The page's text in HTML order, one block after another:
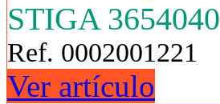
STIGA 3654040
Ref. 0002001221
Ver artículo